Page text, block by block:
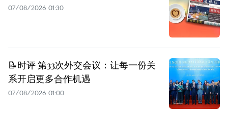
07/08/2026 01:30
📝时评 第33次外交会议：让每一份关
系开启更多合作机遇
07/08/2026 01:00